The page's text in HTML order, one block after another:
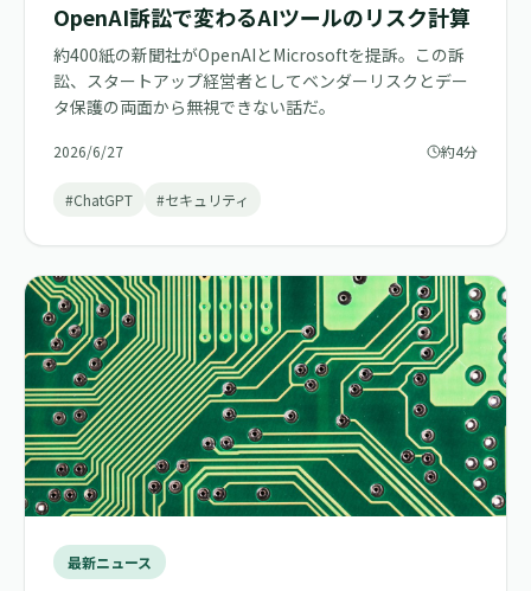
OpenAI訴訟で変わるAIツールのリスク計算
約400紙の新聞社がOpenAIとMicrosoftを提訴。この訴
訟、スタートアップ経営者としてベンダーリスクとデー
タ保護の両面から無視できない話だ。
2026/6/27 約4分
#ChatGPT #セキュリティ
最新ニュース